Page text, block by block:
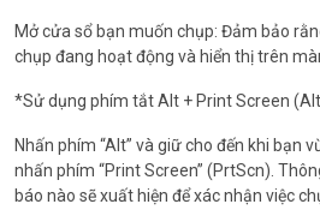
Mở cửa sổ bạn muốn chụp: Đảm bảo
chụp đang hoạt động và hiển thị trên
*Sử dụng phím tắt Alt + Print Screen
Nhấn phím “Alt” và giữ cho đến khi bạn
nhấn phím “Print Screen” (PrtScn).
báo nào sẽ xuất hiện để xác nhận việc